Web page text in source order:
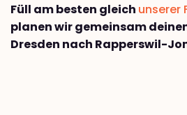
Füll am besten gleich unserer
planen wir gemeinsam
Dresden nach Rapperswil-